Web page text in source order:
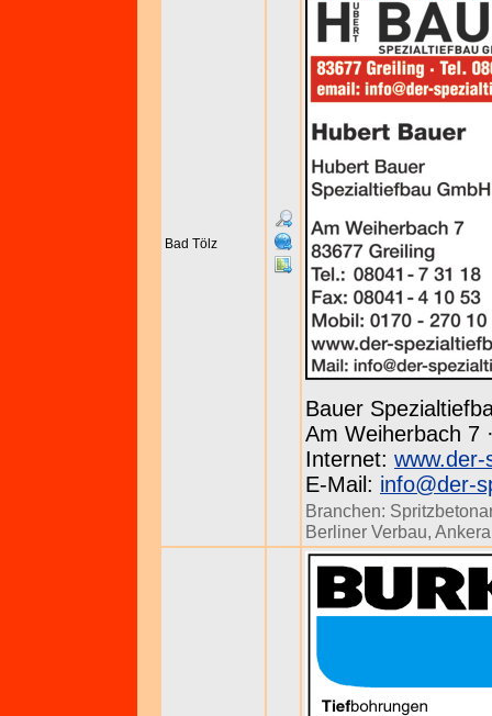
Bad Tölz
Bauer
Am Weiherbach 7
Internet: www.der-
E-Mail: info@der-
Branchen:
Berliner Verbau,